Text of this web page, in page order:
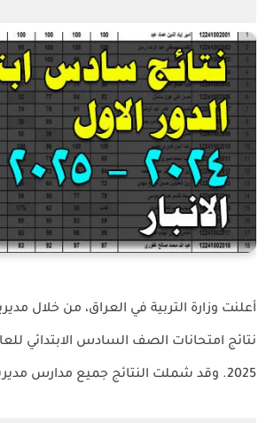
أعلنت وزارة التربية في العراق، من خلال
2025. وقد شملت النتائج جميع مدارس مديرية